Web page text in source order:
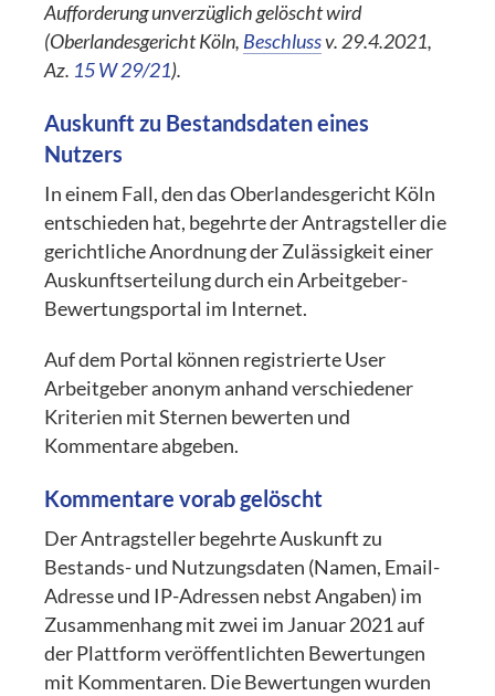
Aufforderung unverzüglich gelöscht wird
(Oberlandesgericht Köln, Beschlussv. 29.4.2021,
Az. 15 W 29/21).
Auskunft zu Bestandsdaten eines
Nutzers
In einem Fall, den das Oberlandesgericht Köln
entschieden hat, begehrte der Antragsteller die
gerichtliche Anordnung der Zulässigkeit einer
Auskunftserteilung durch ein Arbeitgeber-
Bewertungsportal im Internet.
Auf dem Portal können registrierte User
Arbeitgeber anonym anhand verschiedener
Kriterien mit Sternen bewerten und
Kommentare abgeben.
Kommentare vorab gelöscht
Der Antragsteller begehrte Auskunft zu
Bestands- und Nutzungsdaten (Namen, Email-
Adresse und IP-Adressen nebst Angaben) im
Zusammenhang mit zwei im Januar 2021 auf
der Plattform veröffentlichten Bewertungen
mit Kommentaren. Die Bewertungen wurden